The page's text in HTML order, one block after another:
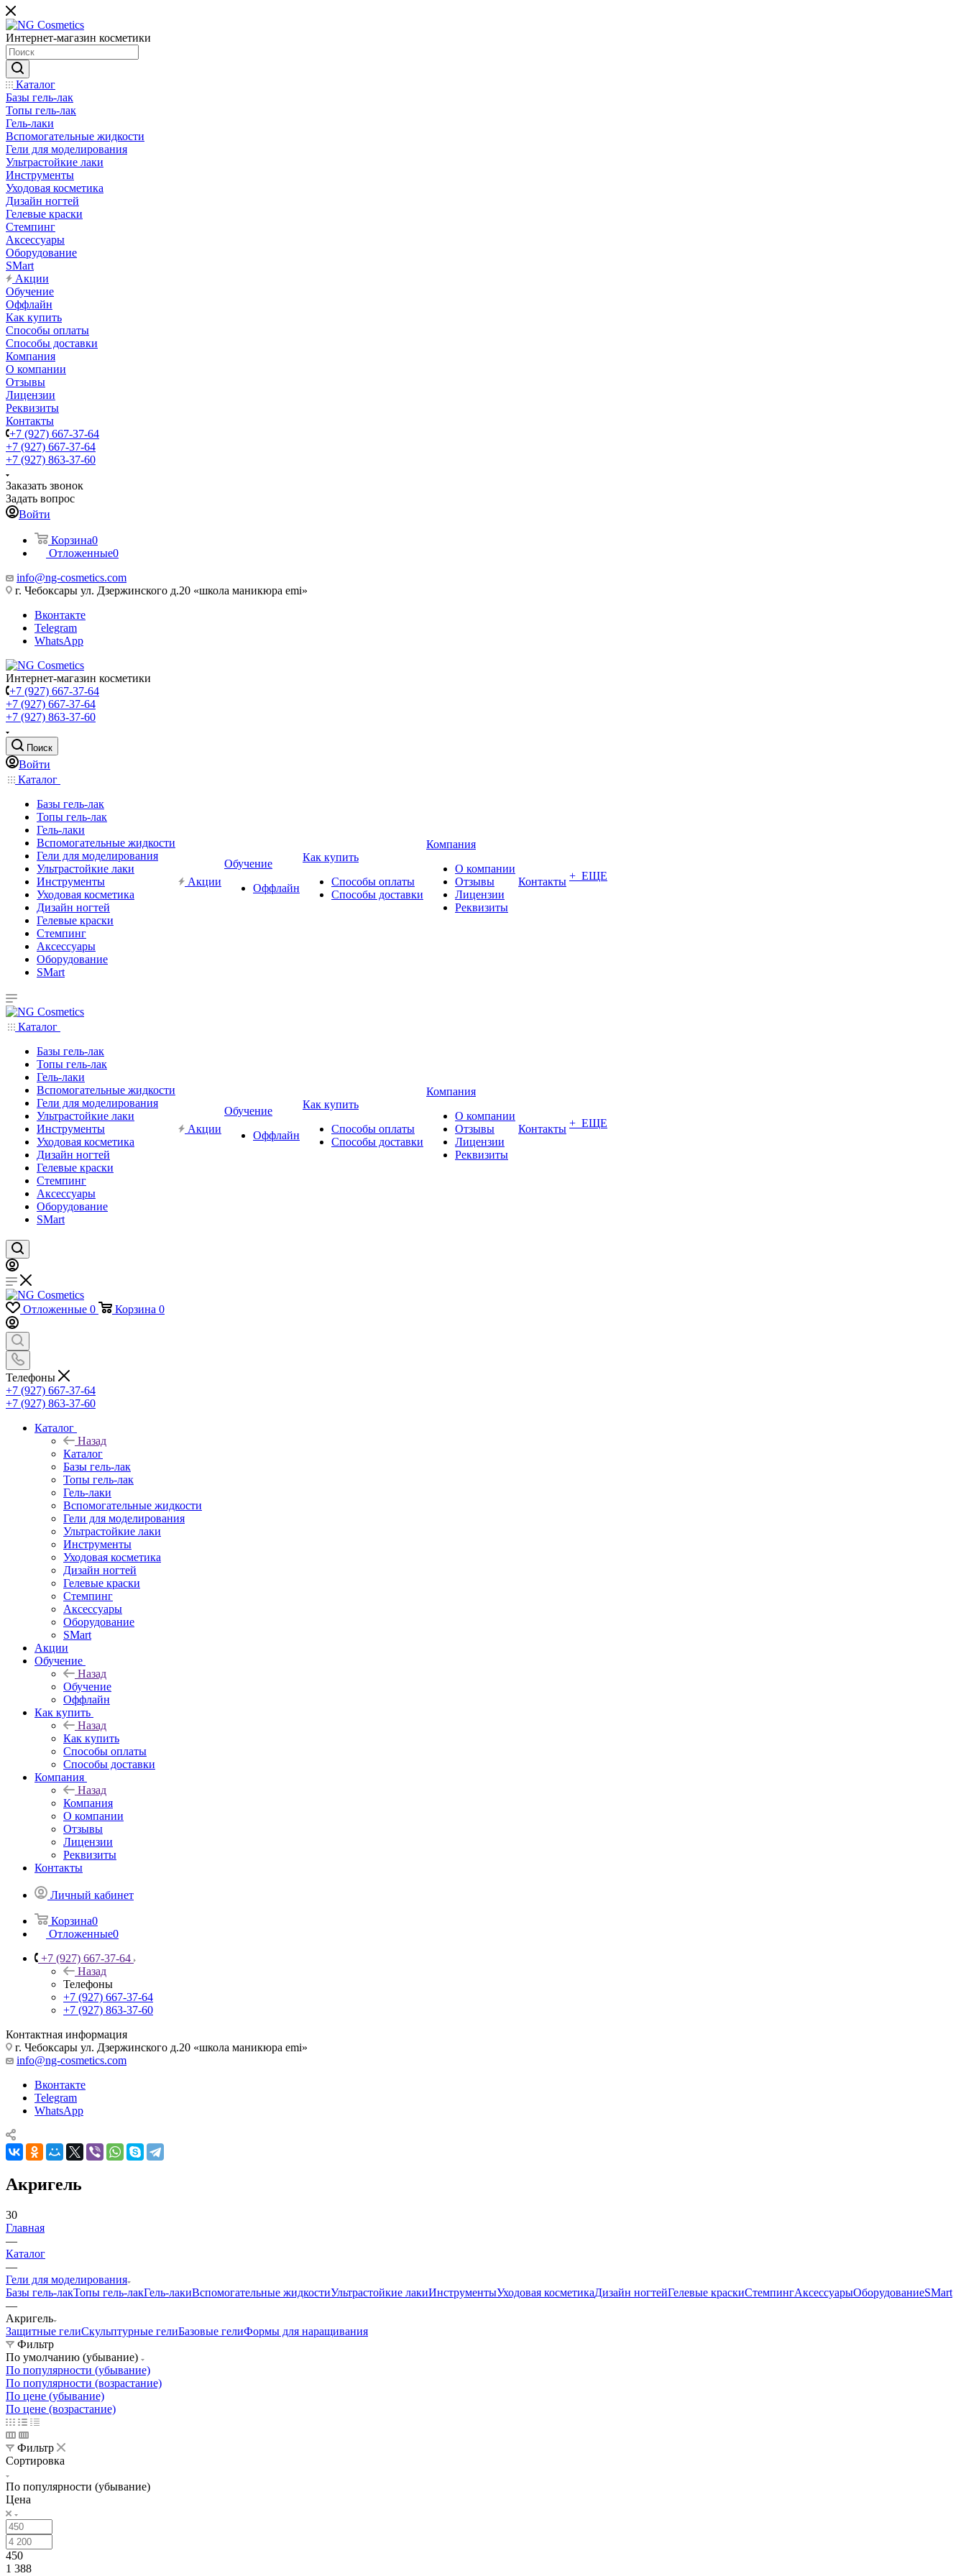
Интернет-магазин косметики
Каталог
Базы гель-лак
Топы гель-лак
Гель-лаки
Вспомогательные жидкости
Гели для моделирования
Ультрастойкие лаки
Инструменты
Уходовая косметика
Дизайн ногтей
Гелевые краски
Стемпинг
Аксессуары
Оборудование
SMart
Акции
Обучение
Оффлайн
Как купить
Способы оплаты
Способы доставки
Компания
О компании
Отзывы
Лицензии
Реквизиты
Контакты
+7 (927) 667-37-64
+7 (927) 667-37-64
+7 (927) 863-37-60
Заказать звонок
Задать вопрос
Войти
Корзина0
Отложенные0
info@ng-cosmetics.com
г. Чебоксары ул. Дзержинского д.20 «школа маникюра emi»
Вконтакте
Telegram
WhatsApp
Интернет-магазин косметики
+7 (927) 667-37-64
+7 (927) 667-37-64
+7 (927) 863-37-60
Поиск
Войти
Каталог
Базы гель-лак
Топы гель-лак
Гель-лаки
Вспомогательные жидкости
Гели для моделирования
Ультрастойкие лаки
Инструменты
Уходовая косметика
Дизайн ногтей
Гелевые краски
Стемпинг
Аксессуары
Оборудование
SMart
Акции
Обучение
Оффлайн
Как купить
Способы оплаты
Способы доставки
Компания
О компании
Отзывы
Лицензии
Реквизиты
Контакты + ЕЩЕ
Каталог
Базы гель-лак
Топы гель-лак
Гель-лаки
Вспомогательные жидкости
Гели для моделирования
Ультрастойкие лаки
Инструменты
Уходовая косметика
Дизайн ногтей
Гелевые краски
Стемпинг
Аксессуары
Оборудование
SMart
Акции
Обучение
Оффлайн
Как купить
Способы оплаты
Способы доставки
Компания
О компании
Отзывы
Лицензии
Реквизиты
Контакты + ЕЩЕ
Отложенные 0 Корзина 0
Телефоны
+7 (927) 667-37-64
+7 (927) 863-37-60
Каталог
Назад
Каталог
Базы гель-лак
Топы гель-лак
Гель-лаки
Вспомогательные жидкости
Гели для моделирования
Ультрастойкие лаки
Инструменты
Уходовая косметика
Дизайн ногтей
Гелевые краски
Стемпинг
Аксессуары
Оборудование
SMart
Акции
Обучение
Назад
Обучение
Оффлайн
Как купить
Назад
Как купить
Способы оплаты
Способы доставки
Компания
Назад
Компания
О компании
Отзывы
Лицензии
Реквизиты
Контакты
Личный кабинет
Корзина0
Отложенные0
+7 (927) 667-37-64
Назад
Телефоны
+7 (927) 667-37-64
+7 (927) 863-37-60
Контактная информация
г. Чебоксары ул. Дзержинского д.20 «школа маникюра emi»
info@ng-cosmetics.com
Вконтакте
Telegram
WhatsApp
Акригель
30
Главная
—
Каталог
—
Гели для моделирования
Базы гель-лакТопы гель-лакГель-лакиВспомогательные жидкостиУльтрастойкие лакиИнструментыУходовая косметикаДизайн ногтейГелевые краскиСтемпингАксессуарыОборудованиеSMart
—
Акригель
Защитные гелиСкульптурные гелиБазовые гелиФормы для наращивания
Фильтр
По умолчанию (убывание)
По популярности (убывание)
По популярности (возрастание)
По цене (убывание)
По цене (возрастание)
Фильтр
Сортировка
По популярности (убывание)
Цена
450
1 388